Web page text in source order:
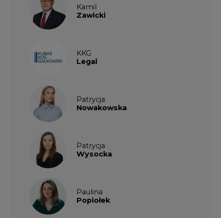
Kamil
Zawicki
KKG
Legal
Patrycja
Nowakowska
Patrycja
Wysocka
Paulina
Popiołek